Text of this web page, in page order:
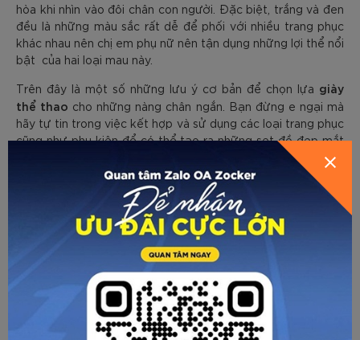
hòa khi nhìn vào đôi chân con người. Đặc biệt, trắng và đen
đều là những màu sắc rất dễ để phối với nhiều trang phục
khác nhau nên chị em phụ nữ nên tận dụng những lợi thể nổi
bật của hai loại mau này.
Trên đây là một số những lưu ý cơ bản để chọn lựa giày
thể thao cho những nàng chân ngắn. Bạn đừng e ngại mà
hãy tự tin trong việc kết hợp và sử dụng các loại trang phục
cũng như phụ kiện để có thể tạo ra những set đồ đẹp mắt
Mỗi chúng ta hãy thực sự tự tin vào chính bản thân để biến
cuộc sống thành sàn diễn thời trang của riêng mình!
Về trang trước
Gửi email In trang
CÁC BÀI VIẾT KHÁC